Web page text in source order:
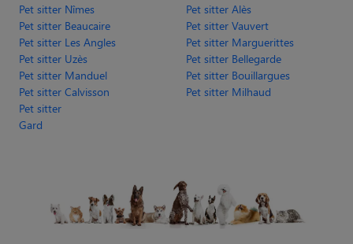
Pet sitter Nîmes
Pet sitter Alès
Pet sitter Beaucaire
Pet sitter Vauvert
Pet sitter Les Angles
Pet sitter Marguerittes
Pet sitter Uzès
Pet sitter Bellegarde
Pet sitter Manduel
Pet sitter Bouillargues
Pet sitter Calvisson
Pet sitter Milhaud
Pet sitter
Gard